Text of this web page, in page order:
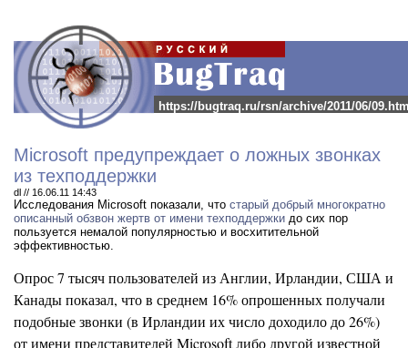
https://bugtraq.ru/rsn/archive/2011/06/
Microsoft предупреждает о ложных звонках
из техподдержки
dl // 16.06.11 14:43
Исследования Microsoft показали, что старый добрый многократно
описанный обзвон жертв от имени техподдержки до сих пор
пользуется немалой популярностью и восхитительной
эффективностью.
Опрос 7 тысяч пользователей из Англии, Ирландии, США и
Канады показал, что в среднем 16% опрошенных получали
подобные звонки (в Ирландии их число доходило до 26%)
от имени представителей Microsoft либо другой известной